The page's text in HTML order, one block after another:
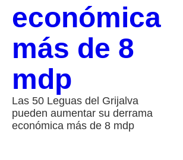
económica
más de 8
mdp
Las 50 Leguas del Grijalva
pueden aumentar su derrama
económica más de 8 mdp